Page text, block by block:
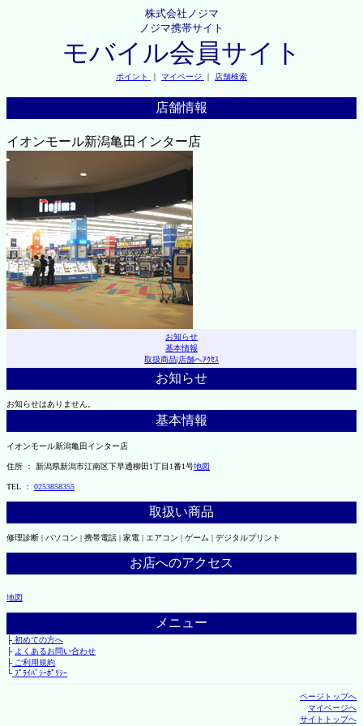
株式会社ノジマ
ノジマ携帯サイト
モバイル会員サイト
ポイント ｜ マイページ ｜ 店舗検索
店舗情報
イオンモール新潟亀田インター店
お知らせ
基本情報
取扱商品|店舗へｱｸｾｽ
お知らせ
お知らせはありません。
基本情報
イオンモール新潟亀田インター店
住所 ： 新潟県新潟市江南区下早通柳田1丁目1番1号地図
TEL ： 0253858355
取扱い商品
修理診断 | パソコン | 携帯電話 | 家電 | エアコン | ゲーム | デジタルプリント
お店へのアクセス
地図
メニュー
├初めての方へ
├ よくあるお問い合わせ
├ご利用規約
└ﾌﾟﾗｲﾊﾞｼｰﾎﾟﾘｼｰ
ページトップへ
マイページへ
サイトトップへ